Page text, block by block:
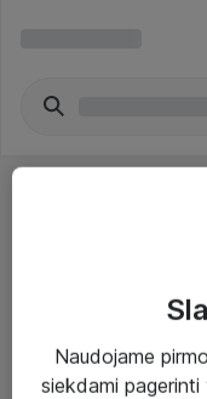
Paslaugos
Naudojame
siekdami